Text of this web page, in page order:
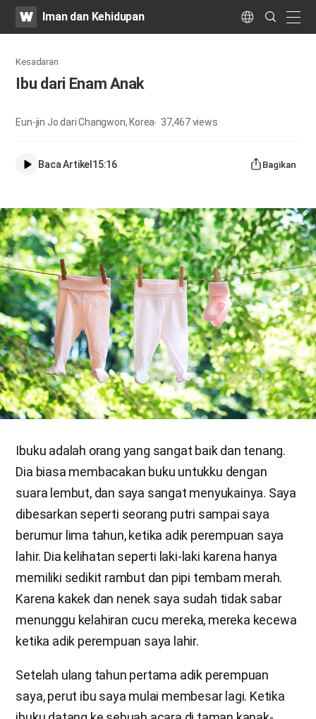
WATVIman dan Kehidupan Language
Search
Submit
Kesadaran
Ibu dari Enam Anak
Eun-jin Jo dari Changwon, Korea 37,467views
Baca Artikel15:16 Bagikan
Ibuku adalah orang yang sangat baik dan tenang.
Dia biasa membacakan buku untukku dengan
suara lembut, dan saya sangat menyukainya. Saya
dibesarkan seperti seorang putri sampai saya
berumur lima tahun, ketika adik perempuan saya
lahir. Dia kelihatan seperti laki-laki karena hanya
memiliki sedikit rambut dan pipi tembam merah.
Karena kakek dan nenek saya sudah tidak sabar
menunggu kelahiran cucu mereka, mereka kecewa
ketika adik perempuan saya lahir.
Setelah ulang tahun pertama adik perempuan
saya, perut ibu saya mulai membesar lagi. Ketika